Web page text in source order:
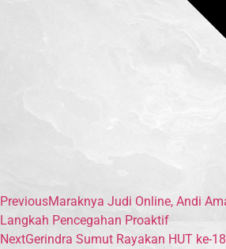
PreviousMaraknya Judi Online, Andi
Langkah Pencegahan Proaktif
NextGerindra Sumut Rayakan HUT ke-